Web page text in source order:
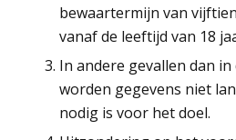
bewaartermijn van
vanaf de leeftijd van 18
In andere gevallen dan
worden gegevens niet
nodig is voor het doel.